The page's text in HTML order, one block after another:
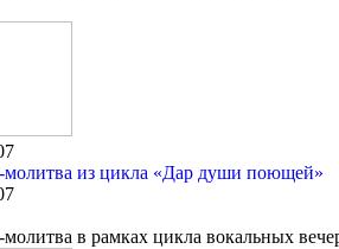
молитва из цикла «Дар души поющей»
молитва в рамках цикла вокальных